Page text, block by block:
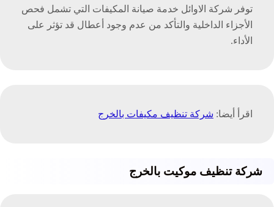
توفر شركة الاوائل خدمة صيانة المكيفات التي تشمل فحص
الأجزاء الداخلية والتأكد من عدم وجود أعطال قد تؤثر على
الأداء.
اقرأ أيضا: شركة تنظيف مكيفات بالخرج
شركة تنظيف موكيت بالخرج